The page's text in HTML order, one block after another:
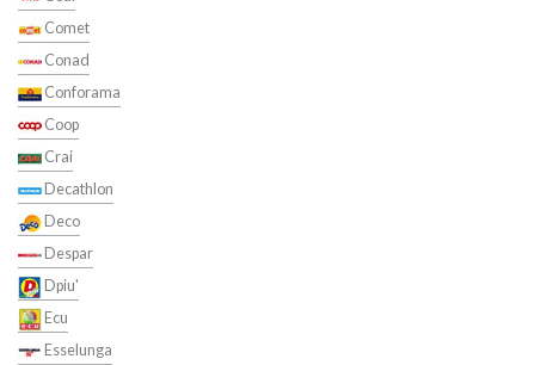
Comet
Conad
Conforama
Coop
Crai
Decathlon
Deco
Despar
Dpiu'
Ecu
Esselunga